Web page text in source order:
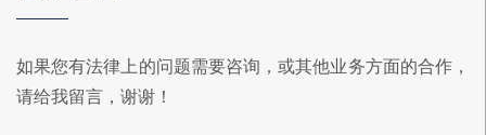
如果您有法律上的问题需要咨询，或其他业务方面的合作，
请给我留言，谢谢！